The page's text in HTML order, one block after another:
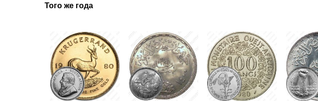
Того же года